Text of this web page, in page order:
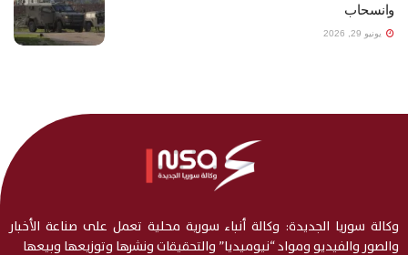
وانسحاب
يونيو 29, 2026
وكالة سوريا الجديدة: وكالة أنباء سورية محلية تعمل على صناعة الأخبار
والصور والفيديو ومواد “نيوميديا” والتحقيقات ونشرها وتوزيعها وبيعها